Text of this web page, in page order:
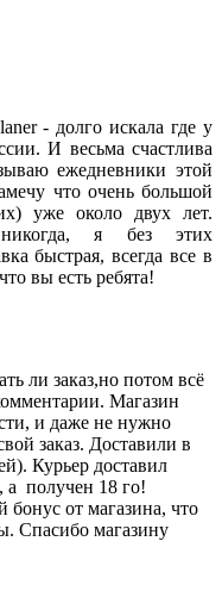
- долго искала где у
И весьма счастлива
ежедневники этой
что очень большой
уже около двух лет.
я без этих
быстрая, всегда все в
вы есть ребята!
ли заказ,но потом всё
Магазин
и даже не нужно
заказ. Доставили в
Курьер доставил
а получен 18 го!
бонус от магазина, что
Спасибо магазину